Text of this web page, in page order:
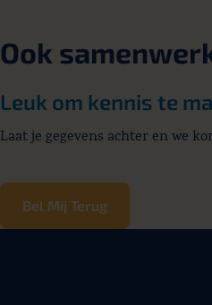
Ook
Leuk om kennis te
Laat je gegevens achter en we
Bel Mij Terug